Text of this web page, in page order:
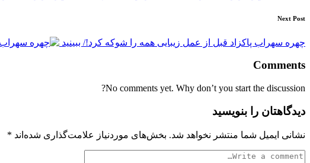
Next Post
چهره سهراب پاکزاد قبل از عمل زیبایی همه را شوکه کرد!/ ببینید
Comments
No comments yet. Why don’t you start the discussion?
دیدگاهتان را بنویسید
نشانی ایمیل شما منتشر نخواهد شد. بخش‌های موردنیاز علامت‌گذاری شده‌اند *